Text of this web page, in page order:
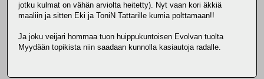
jotku kulmat on vähän arviolta heitetty). Nyt vaan kori äkkiä
maaliin ja sitten Eki ja ToniN Tattarille kumia polttamaan!!
Ja joku veijari hommaa tuon huippukuntoisen Evolvan tuolta
Myydään topikista niin saadaan kunnolla kasiautoja radalle.